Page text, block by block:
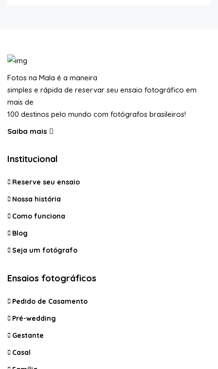
Fotos na Mala é a maneira
simples e rápida de reservar seu ensaio fotográfico em
mais de
100 destinos pelo mundo com fotógrafos brasileiros!
Saiba mais
Institucional
Reserve seu ensaio
Nossa história
Como funciona
Blog
Seja um fotógrafo
Ensaios fotográficos
Pedido de Casamento
Pré-wedding
Gestante
Casal